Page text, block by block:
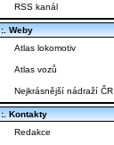
RSS kanál
:. Weby
Atlas lokomotiv
Atlas vozů
Nejkrásnější nádraží ČR
:. Kontakty
Redakce